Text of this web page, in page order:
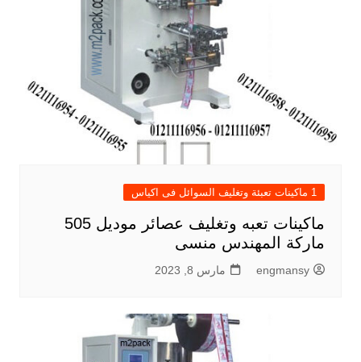
1 ماكينات تعبئة وتغليف السوائل فى اكياس
ماكينات تعبه وتغليف عصائر موديل 505
ماركة المهندس منسى
engmansy مارس 8, 2023